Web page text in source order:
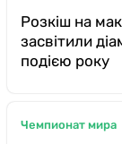
Розкіш на
засвітили
подією року
Чемпионат мира